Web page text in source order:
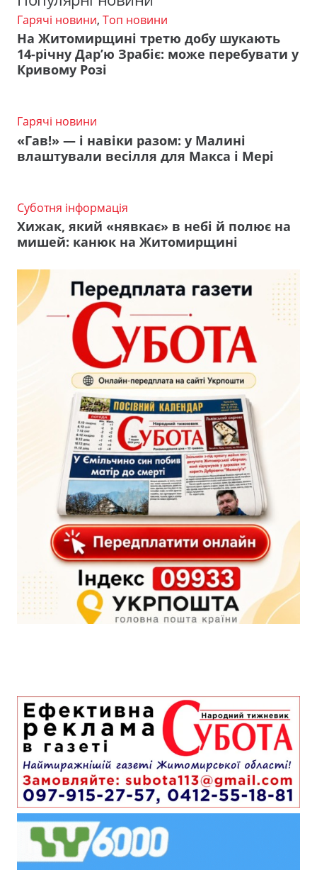
Гарячі новини, Топ новини
На Житомирщині третю добу шукають
14-річну Дар’ю Зрабіє: може перебувати у
Кривому Розі
Гарячі новини
«Гав!» — і навіки разом: у Малині
влаштували весілля для Макса і Мері
Суботня інформація
Хижак, який «нявкає» в небі й полює на
мишей: канюк на Житомирщині